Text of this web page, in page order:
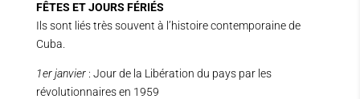
FÊTES ET JOURS FÉRIÉS
Ils sont liés très souvent à l’histoire contemporaine de
Cuba.
1er janvier: Jour de la Libération du pays par les
révolutionnaires en 1959